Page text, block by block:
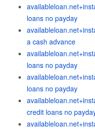
loans no payday
a cash advance
loans no payday
loans no payday
credit loans no